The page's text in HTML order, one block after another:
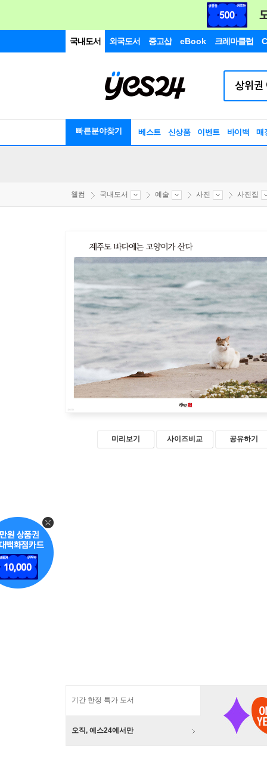
국내도서 외국도서 중고샵 eBook 크레마클럽
빠른분야찾기 베스트 신상품 이벤트 바이백 매
웰컴 국내도서 예술 사진 사진집
미리보기 사이즈비교 공유하기
기간 한정 특가 도서
오직, 예스24에서만